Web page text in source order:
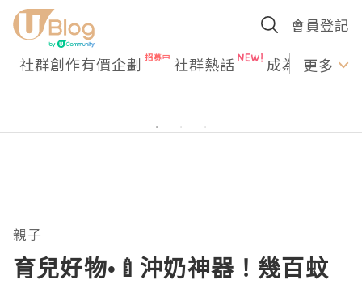
會員登記
社群創作有價企劃 社群熱話 成為U更多
親子
育兒好物•🍼沖奶神器！幾百蚊